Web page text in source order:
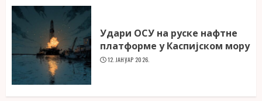
Удари ОСУ на руске нафтне
платформе у Каспијском мору
12. ЈАНУАР 2026.